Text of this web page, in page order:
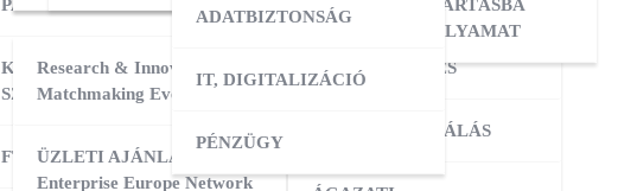
PARTNERKERESÉS
KÜLPIACI
SZOLGÁLTATÁSOK
Research & Innovation
Matchmaking Event 2026
ÜZLETI AJÁNLATOK:
Enterprise Europe Network
FT ADATBÁZIS
NYILVÁNTARTÁSBA
VÉTELI FOLYAMAT
OKTATÓI KÉPZÉS
MESTERKÉPZÉS
VIZSGADELEGÁLÁS
ADATBIZTONSÁG
IT, DIGITALIZÁCIÓ
PÉNZÜGY